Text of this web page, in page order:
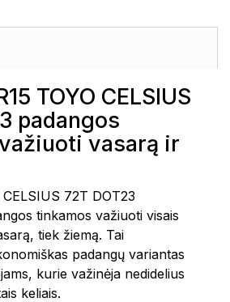
TOYO CELSIUS
padangos
vasarą ir
72T DOT23
tinkamos važiuoti visais
tiek žiemą. Tai
padangų variantas
kurie važinėja nedidelius
keliais.